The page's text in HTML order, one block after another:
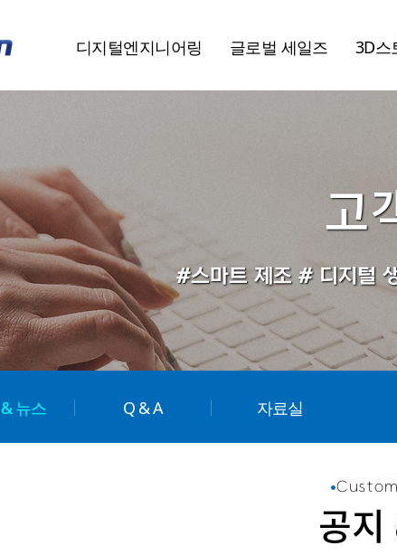
디지털엔지니어링 글로벌 세일즈 3D스
고
#스마트 제조 # 디지털
뉴스 Q & A 자료실
공